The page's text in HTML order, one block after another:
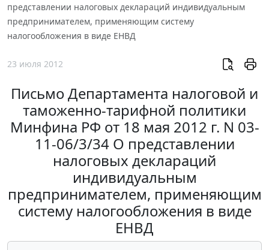
представлении налоговых деклараций индивидуальным
предпринимателем, применяющим систему
налогообложения в виде ЕНВД
23 июля 2012
Письмо Департамента налоговой и
таможенно-тарифной политики
Минфина РФ от 18 мая 2012 г. N 03-
11-06/3/34 О представлении
налоговых деклараций
индивидуальным
предпринимателем, применяющим
систему налогообложения в виде
ЕНВД